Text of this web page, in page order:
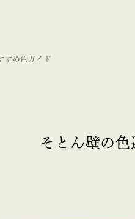
すめ色ガイド
そとん壁の